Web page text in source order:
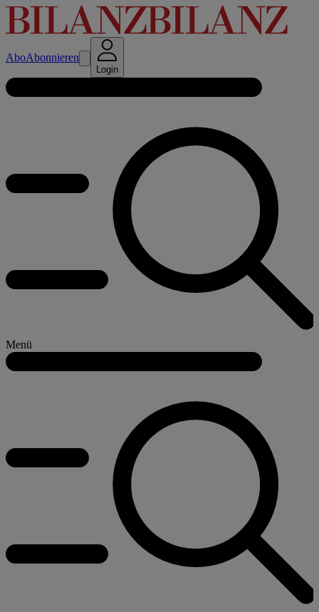
AboAbonnieren
Login
Menü